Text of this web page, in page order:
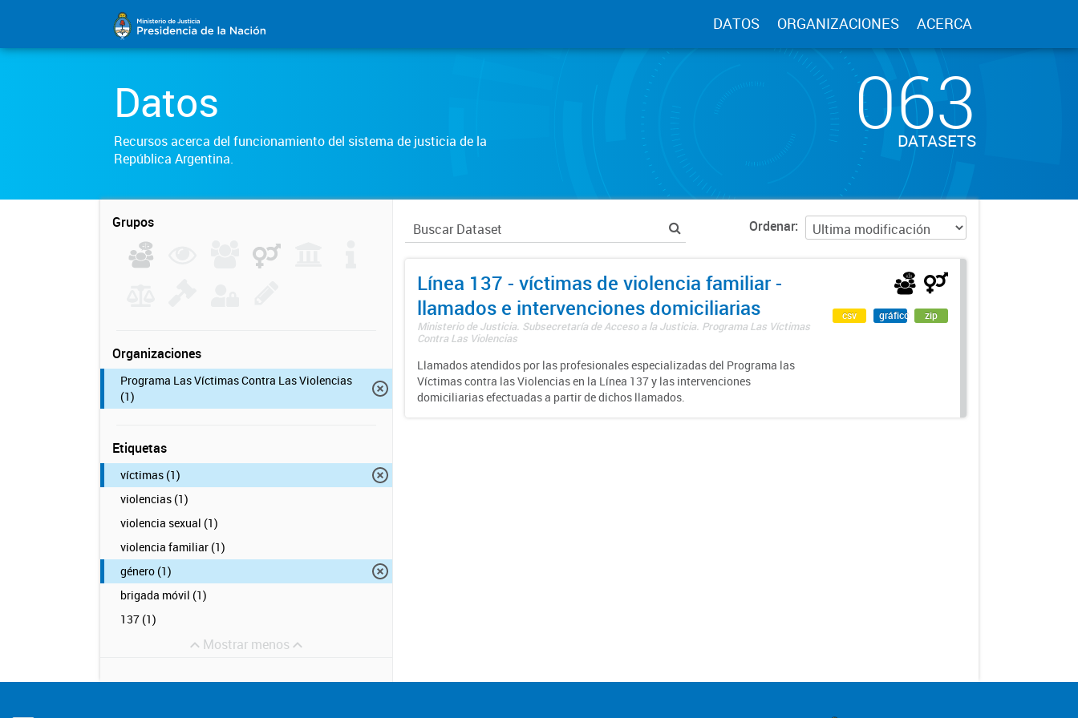
DATOS ORGANIZACIONES ACERCA
Datos
Recursos acerca del funcionamiento del sistema de justicia de la
República Argentina.
063
DATASETS
Grupos
Organizaciones
Programa Las Víctimas Contra Las Violencias
(1)
Etiquetas
víctimas (1)
violencias (1)
violencia sexual (1)
violencia familiar (1)
género (1)
brigada móvil (1)
137 (1)
Mostrar menos
Ordenar
Línea 137 - víctimas de violencia familiar -
llamados e intervenciones domiciliarias
Ministerio de Justicia. Subsecretaría de Acceso a la Justicia. Programa Las Víctimas
Contra Las Violencias
Llamados atendidos por las profesionales especializadas del Programa las
Víctimas contra las Violencias en la Línea 137 y las intervenciones
domiciliarias efectuadas a partir de dichos llamados.
csv gráfico zip